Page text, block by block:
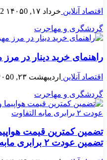
اقتصاد آنلاین خرداد ۱۷, ۱۴۰۵ 0
گردشگری و مهاجرت
راهنمای خرید دینار در مرز
اقتصاد آنلاین اردیبهشت ۲۳, ۱۴۰۵ 0
گردشگری و مهاجرت
تضمین کمترین قیمت
تضمین عودت ۲ برابری مابه التفاوت